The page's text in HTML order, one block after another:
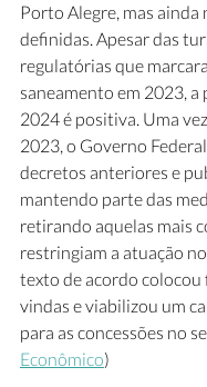
Porto Alegre, mas ainda
definidas. Apesar das
regulatórias que
saneamento em 2023, a
2024 é positiva. Uma
2023, o Governo
decretos anteriores e
mantendo parte das
retirando aquelas mais
restringiam a atuação
texto de acordo colocou
vindas e viabilizou um
para as concessões no
Econômico)